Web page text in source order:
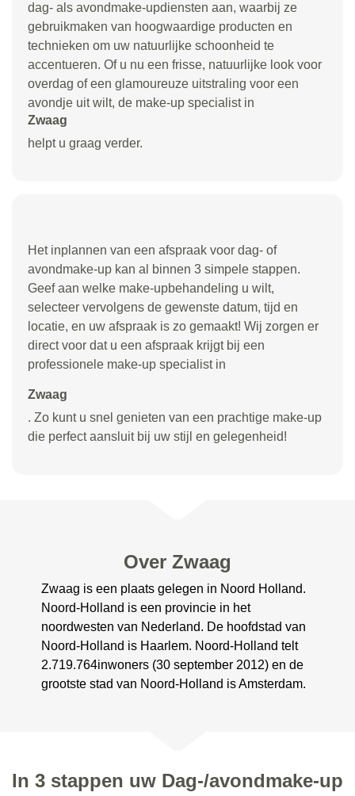
dag- als avondmake-updiensten aan, waarbij ze
gebruikmaken van hoogwaardige producten en
technieken om uw natuurlijke schoonheid te
accentueren. Of u nu een frisse, natuurlijke look voor
overdag of een glamoureuze uitstraling voor een
avondje uit wilt, de make-up specialist in
Zwaag
helpt u graag verder.
Het inplannen van een afspraak voor dag- of
avondmake-up kan al binnen 3 simpele stappen.
Geef aan welke make-upbehandeling u wilt,
selecteer vervolgens de gewenste datum, tijd en
locatie, en uw afspraak is zo gemaakt! Wij zorgen er
direct voor dat u een afspraak krijgt bij een
professionele make-up specialist in
Zwaag
. Zo kunt u snel genieten van een prachtige make-up
die perfect aansluit bij uw stijl en gelegenheid!
Over Zwaag
Zwaag is een plaats gelegen in Noord Holland.
Noord-Holland is een provincie in het
noordwesten van Nederland. De hoofdstad van
Noord-Holland is Haarlem. Noord-Holland telt
2.719.764inwoners (30 september 2012) en de
grootste stad van Noord-Holland is Amsterdam.
In 3 stappen uw Dag-/avondmake-up